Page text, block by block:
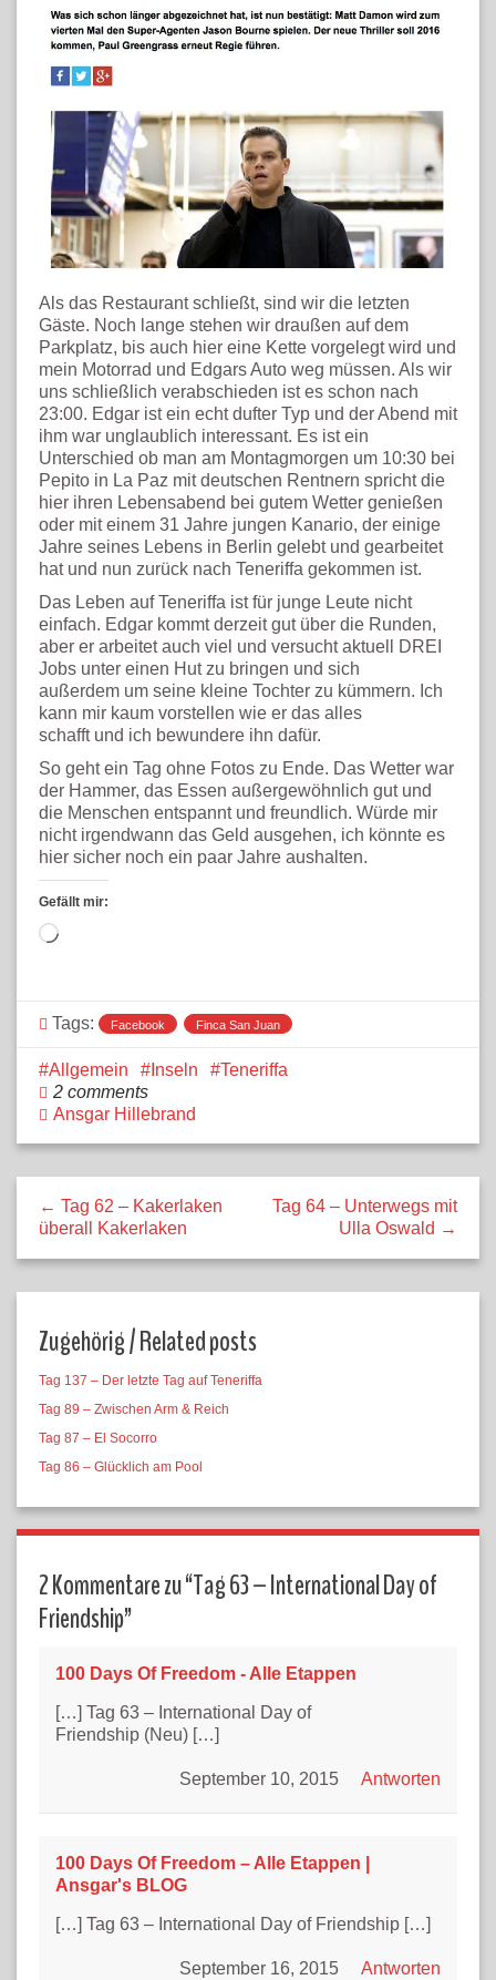
Als das Restaurant schließt, sind wir die letzten
Gäste. Noch lange stehen wir draußen auf dem
Parkplatz, bis auch hier eine Kette vorgelegt wird und
mein Motorrad und Edgars Auto weg müssen. Als wir
uns schließlich verabschieden ist es schon nach
23:00. Edgar ist ein echt dufter Typ und der Abend mit
ihm war unglaublich interessant. Es ist ein
Unterschied ob man am Montagmorgen um 10:30 bei
Pepito in La Paz mit deutschen Rentnern spricht die
hier ihren Lebensabend bei gutem Wetter genießen
oder mit einem 31 Jahre jungen Kanario, der einige
Jahre seines Lebens in Berlin gelebt und gearbeitet
hat und nun zurück nach Teneriffa gekommen ist.
Das Leben auf Teneriffa ist für junge Leute nicht
einfach. Edgar kommt derzeit gut über die Runden,
aber er arbeitet auch viel und versucht aktuell DREI
Jobs unter einen Hut zu bringen und sich
außerdem um seine kleine Tochter zu kümmern. Ich
kann mir kaum vorstellen wie er das alles
schafft und ich bewundere ihn dafür.
So geht ein Tag ohne Fotos zu Ende. Das Wetter war
der Hammer, das Essen außergewöhnlich gut und
die Menschen entspannt und freundlich. Würde mir
nicht irgendwann das Geld ausgehen, ich könnte es
hier sicher noch ein paar Jahre aushalten.
Gefällt mir:
Wird
Tags: Facebook Finca San Juan
Allgemein Inseln
Teneriffa
2 comments
Ansgar Hillebrand
← Tag 62 – Kakerlaken
überall Kakerlaken
Tag 64 – Unterwegs mit
Ulla Oswald →
Zugehörig / Related posts
Tag 137 – Der letzte Tag auf Teneriffa
Tag 89 – Zwischen Arm & Reich
Tag 87 – El Socorro
Tag 86 – Glücklich am Pool
2 Kommentare zu “Tag 63 – International Day of
Friendship”
100 Days Of Freedom - Alle Etappen
[…] Tag 63 – International Day of
Friendship (Neu) […]
Antworten
September 10, 2015
100 Days Of Freedom – Alle Etappen |
Ansgar's BLOG
[…] Tag 63 – International Day of Friendship […]
Antworten
September 16, 2015